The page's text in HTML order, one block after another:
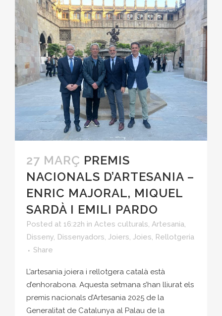
27 MARÇ PREMIS
NACIONALS D’ARTESANIA –
ENRIC MAJORAL, MIQUEL
SARDÀ I EMILI PARDO
Posted at 16:22h in Actes culturals, Artesania,
Disseny, Dissenyadors, Joiers, Joies, Rellotgeria
Share
L’artesania joiera i rellotgera català està
d’enhorabona. Aquesta setmana s’han lliurat els
premis nacionals d’Artesania 2025 de la
Generalitat de Catalunya al Palau de la